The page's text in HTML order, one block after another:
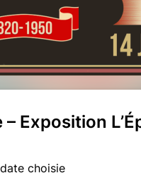
– Exposition
choisie